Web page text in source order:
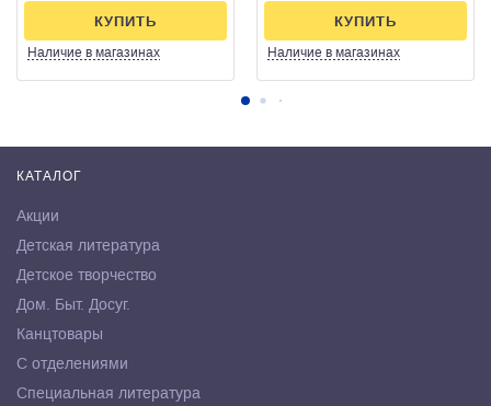
Наличие в магазинах
КУПИТЬ
Наличие в магазинах
КУПИТЬ
КАТАЛОГ
Акции
Детская литература
Детское творчество
Дом. Быт. Досуг.
Канцтовары
С отделениями
Специальная литература